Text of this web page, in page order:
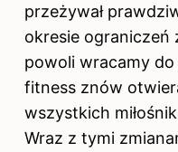
przeżywał
okresie ograniczeń
powoli wracamy
fitness znów
wszystkich
Wraz z tymi